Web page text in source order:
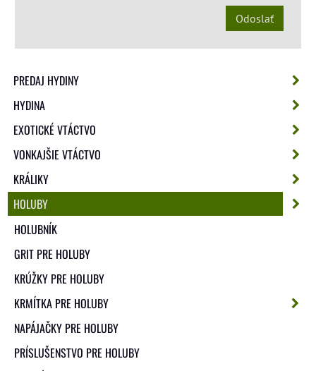
Odoslať
PREDAJ HYDINY
HYDINA
EXOTICKÉ VTÁCTVO
VONKAJŠIE VTÁCTVO
KRÁLIKY
HOLUBY
HOLUBNÍK
GRIT PRE HOLUBY
KRÚŽKY PRE HOLUBY
KRMÍTKA PRE HOLUBY
NAPÁJAČKY PRE HOLUBY
PRÍSLUŠENSTVO PRE HOLUBY